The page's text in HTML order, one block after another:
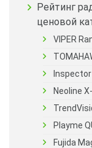
Рейтинг
ценовой
VIPER
Neoline
Playme
Fujida